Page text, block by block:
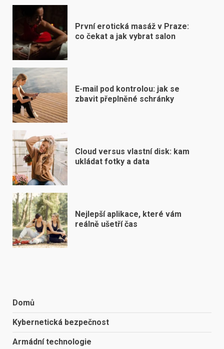
První erotická masáž v Praze:
co čekat a jak vybrat salon
E-mail pod kontrolou: jak se
zbavit přeplněné schránky
Cloud versus vlastní disk: kam
ukládat fotky a data
Nejlepší aplikace, které vám
reálně ušetří čas
Domů
Kybernetická bezpečnost
Armádní technologie